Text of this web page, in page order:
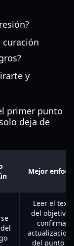
y
primer punto
deja de
Mejor
Leer el texto
del objetivo
confirmar
del punto de